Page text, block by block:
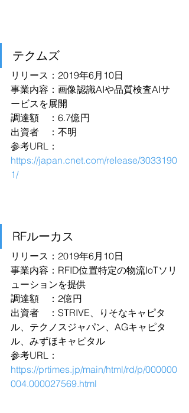
テクムズ
リリース：2019年6月10日
事業内容：画像認識AIや品質検査AIサ
ービスを展開
調達額　：6.7億円
出資者　：不明
参考URL：
https://japan.cnet.com/release/3033190
1/
RFルーカス
リリース：2019年6月10日
事業内容：RFID位置特定の物流IoTソリ
ューションを提供
調達額　：2億円
出資者　：STRIVE、りそなキャピタ
ル、テクノスジャパン、AGキャピタ
ル、みずほキャピタル
参考URL：
https://prtimes.jp/main/html/rd/p/000000
004.000027569.html